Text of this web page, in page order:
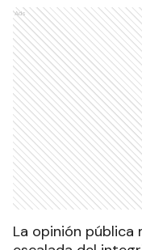
Ads
La opinión pública